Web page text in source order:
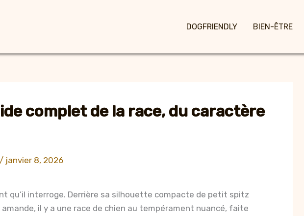
DOGFRIENDLY BIEN-ÊTRE
complet de la race, du caractère
/ janvier 8, 2026
qu’il interroge. Derrière sa silhouette compacte de petit spitz
il y a une race de chien au tempérament nuancé, faite